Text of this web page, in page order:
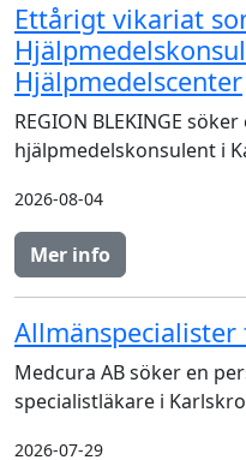
Ettårigt vikariat
Hjälpmedelscenter
REGION BLEKINGE
hjälpmedelskonsulent i
2026-08-04
Mer info
Medcura AB söker en
specialistläkare i
2026-07-29